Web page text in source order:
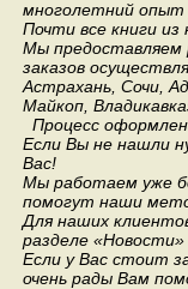
многолетний опыт
Почти все книги
Мы предоставляем
заказов
Астрахань, Сочи,
Майкоп,
Процесс
Если Вы не нашли
Вас!
Мы работаем уже
помогут наши
Для наших
разделе
Если у Вас стоит
очень рады Вам